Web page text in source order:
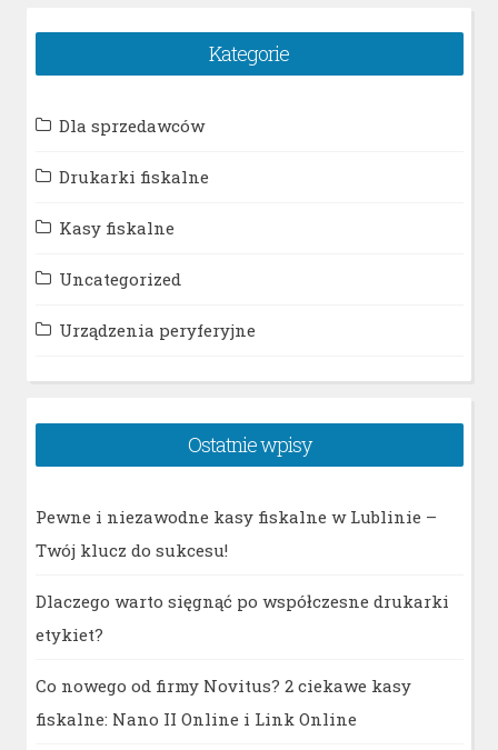
Kategorie
Dla sprzedawców
Drukarki fiskalne
Kasy fiskalne
Uncategorized
Urządzenia peryferyjne
Ostatnie wpisy
Pewne i niezawodne kasy fiskalne w Lublinie –
Twój klucz do sukcesu!
Dlaczego warto sięgnąć po współczesne drukarki
etykiet?
Co nowego od firmy Novitus? 2 ciekawe kasy
fiskalne: Nano II Online i Link Online